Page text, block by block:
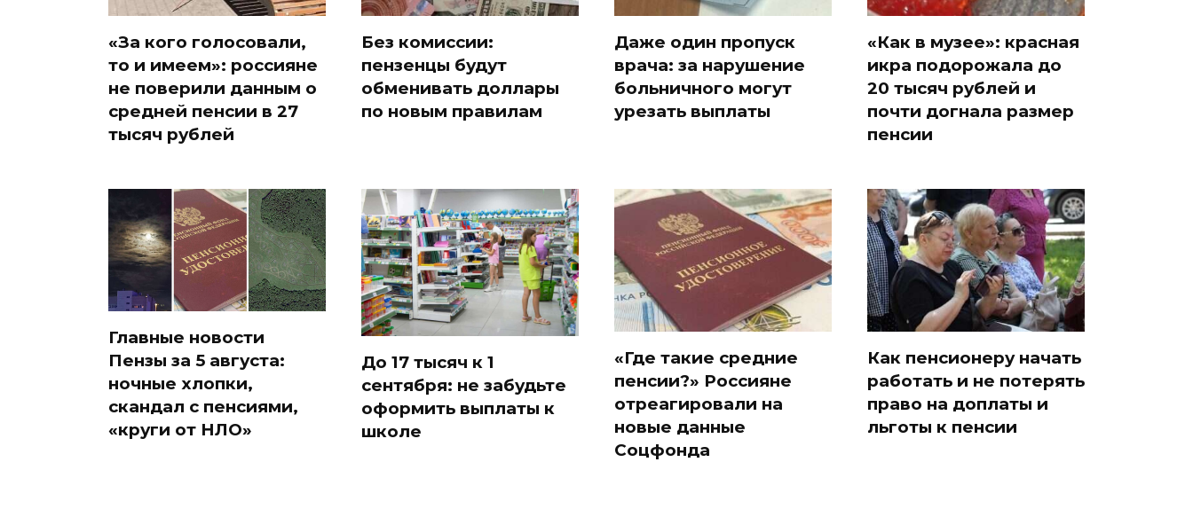
«За кого голосовали,
то и имеем»: россияне
не поверили данным о
средней пенсии в 27
тысяч рублей
Без комиссии:
пензенцы будут
обменивать доллары
по новым правилам
Даже один пропуск
врача: за нарушение
больничного могут
урезать выплаты
«Как в музее»: красная
икра подорожала до
20 тысяч рублей и
почти догнала размер
пенсии
Главные новости
Пензы за 5 августа:
ночные хлопки,
скандал с пенсиями,
«круги от НЛО»
До 17 тысяч к 1
сентября: не забудьте
оформить выплаты к
школе
«Где такие средние
пенсии?» Россияне
отреагировали на
новые данные
Соцфонда
Как пенсионеру начать
работать и не потерять
право на доплаты и
льготы к пенсии